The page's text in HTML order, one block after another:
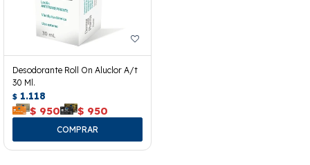
Desodorante Roll On Aluclor A/t
30 Ml.
$ 1.118
$ 950 $ 950